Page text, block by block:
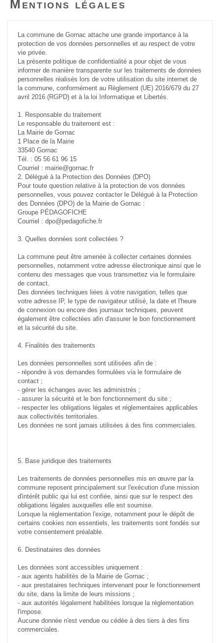
Mentions légales
La commune de Gornac attache une grande importance à la
protection de vos données personnelles et au respect de votre
vie privée.
La présente politique de confidentialité a pour objet de vous
informer de manière transparente sur les traitements de données
personnelles réalisés lors de votre utilisation du site internet de
la commune, conformément au Règlement (UE) 2016/679 du 27
avril 2016 (RGPD) et à la loi Informatique et Libertés.
1. Responsable du traitement
Le responsable du traitement est :
La Mairie de Gornac
1 Place de la Mairie
33540 Gornac
Tél. : 05 56 61 96 15
Courriel : mairie@gornac.fr
2. Délégué à la Protection des Données (DPO)
Pour toute question relative à la protection de vos données
personnelles, vous pouvez contacter le Délégué à la Protection
des Données (DPO) de la Mairie de Gornac :
Groupe PÉDAGOFICHE
Courriel : dpo@pedagofiche.fr
3. Quelles données sont collectées ?
La commune peut être amenée à collecter certaines données
personnelles, notamment votre adresse électronique ainsi que le
contenu des messages que vous transmettez via le formulaire
de contact.
Des données techniques liées à votre navigation, telles que
votre adresse IP, le type de navigateur utilisé, la date et l'heure
de connexion ou encore des journaux techniques, peuvent
également être collectées afin d'assurer le bon fonctionnement
et la sécurité du site.
4. Finalités des traitements
Les données personnelles sont utilisées afin de :
- répondre à vos demandes formulées via le formulaire de
contact ;
- gérer les échanges avec les administrés ;
- assurer la sécurité et le bon fonctionnement du site ;
- respecter les obligations légales et réglementaires applicables
aux collectivités territoriales.
Les données ne sont jamais utilisées à des fins commerciales.
5. Base juridique des traitements
Les traitements de données personnelles mis en œuvre par la
commune reposent principalement sur l'exécution d'une mission
d'intérêt public qui lui est confiée, ainsi que sur le respect des
obligations légales auxquelles elle est soumise.
Lorsque la réglementation l'exige, notamment pour le dépôt de
certains cookies non essentiels, les traitements sont fondés sur
votre consentement préalable.
6. Destinataires des données
Les données sont accessibles uniquement :
- aux agents habilités de la Mairie de Gornac ;
- aux prestataires techniques intervenant pour le fonctionnement
du site, dans la limite de leurs missions ;
- aux autorités légalement habilitées lorsque la réglementation
l'impose.
Aucune donnée n'est vendue ou cédée à des tiers à des fins
commerciales.